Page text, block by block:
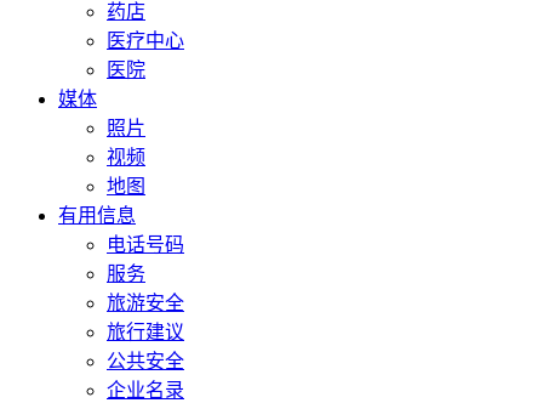
药店
医疗中心
医院
媒体
照片
视频
地图
有用信息
电话号码
服务
旅游安全
旅行建议
公共安全
企业名录